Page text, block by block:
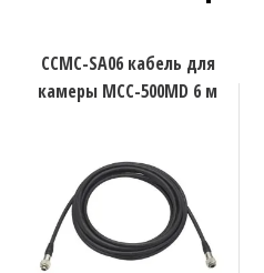
CCMC-SA06 кабель для
камеры MCC-500MD 6 м